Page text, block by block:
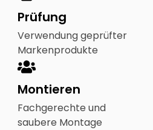
Prüfung
Verwendung geprüfter
Markenprodukte
Montieren
Fachgerechte und
saubere Montage